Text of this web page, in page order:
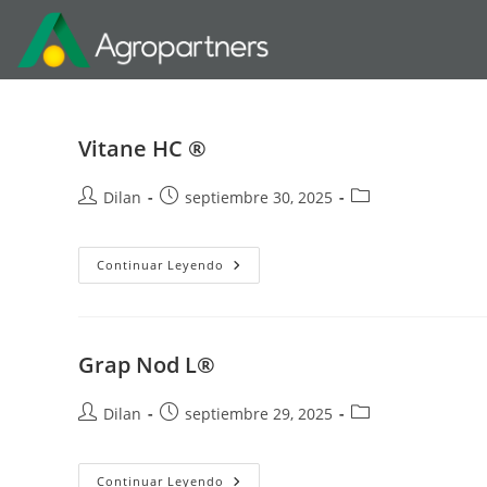
Vitane HC ®
Dilan septiembre 30, 2025
Continuar Leyendo
Grap Nod L®
Dilan septiembre 29, 2025
Continuar Leyendo